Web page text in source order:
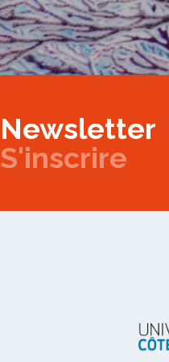
Newsletter
S'inscrire